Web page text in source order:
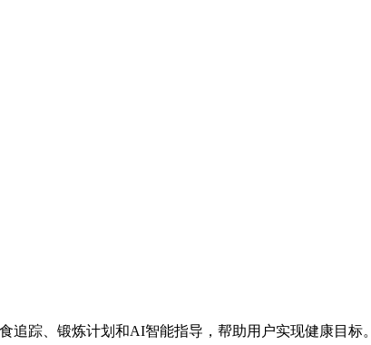
追踪、锻炼计划和AI智能指导，帮助用户实现健康目标。